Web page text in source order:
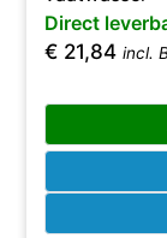
Direct
€ 21,84 incl.